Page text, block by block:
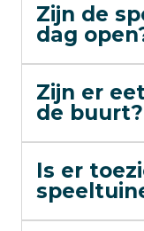
Zijn de
dag
Zijn er
de buurt?
Is er